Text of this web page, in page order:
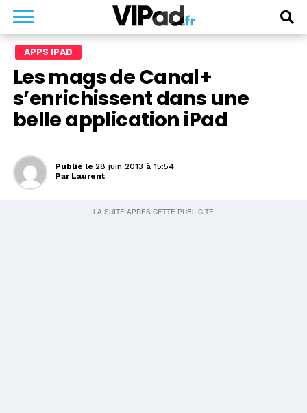
APPS IPAD
Les mags de Canal+
s’enrichissent dans une
belle application iPad
Publié le 28 juin 2013 à 15:54
Par Laurent